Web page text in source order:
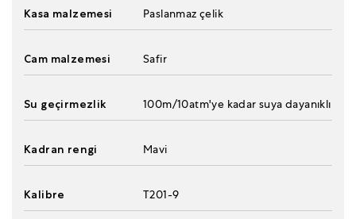
Kasa malzemesi Paslanmaz çelik
Cam malzemesi Safir
Su geçirmezlik 100m/10atm'ye kadar suya dayanıklı
Kadran rengi Mavi
Kalibre T201-9